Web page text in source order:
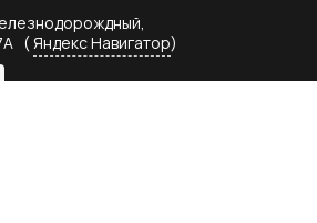
(Яндекс Навигатор)